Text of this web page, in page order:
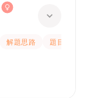
解題思路
題目講解